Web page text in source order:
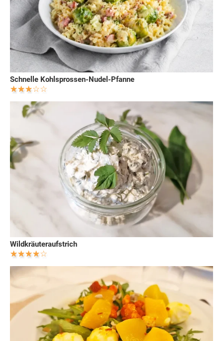
Schnelle Kohlsprossen-Nudel-Pfanne
Wildkräuteraufstrich